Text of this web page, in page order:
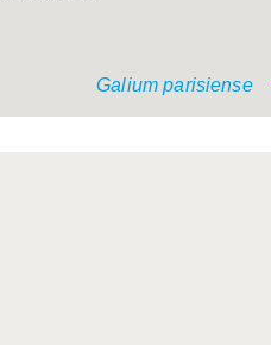
Galium parisiense